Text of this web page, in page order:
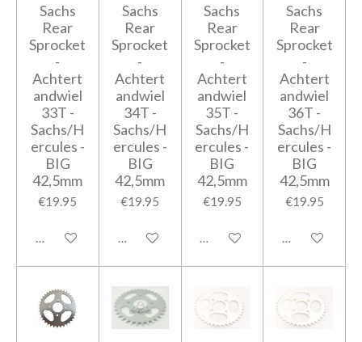
Sachs
Rear
Sprocket
-
Achtert
andwiel
33T -
Sachs/H
ercules -
BIG
42,5mm
€19.95
Add to cart
Sachs
Rear
Sprocket
-
Achtert
andwiel
34T -
Sachs/H
ercules -
BIG
42,5mm
€19.95
Add to cart
Sachs
Rear
Sprocket
-
Achtert
andwiel
35T -
Sachs/H
ercules -
BIG
42,5mm
€19.95
Add to cart
Sachs
Rear
Sprocket
-
Achtert
andwiel
36T -
Sachs/H
ercules -
BIG
42,5mm
€19.95
Add to cart